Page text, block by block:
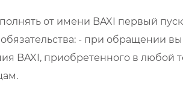
от имени BAXI первый
- при обращении
BAXI, приобретенного в любой